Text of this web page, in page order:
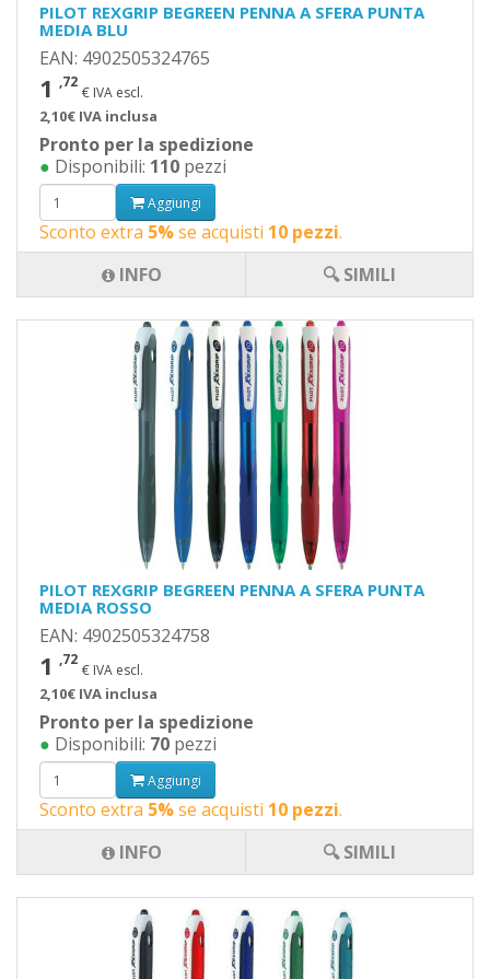
PILOT REXGRIP BEGREEN PENNA A SFERA PUNTA
MEDIA BLU
EAN: 4902505324765
1 ,72
€ IVA escl.
2,10€ IVA inclusa
Pronto per la spedizione
● Disponibili: 110 pezzi
Aggiungi
Sconto extra 5%se acquisti 10 pezzi.
INFO
🔍 SIMILI
PILOT REXGRIP BEGREEN PENNA A SFERA PUNTA
MEDIA ROSSO
EAN: 4902505324758
1 ,72
€ IVA escl.
2,10€ IVA inclusa
Pronto per la spedizione
● Disponibili: 70 pezzi
Aggiungi
Sconto extra 5%se acquisti 10 pezzi.
INFO
🔍 SIMILI